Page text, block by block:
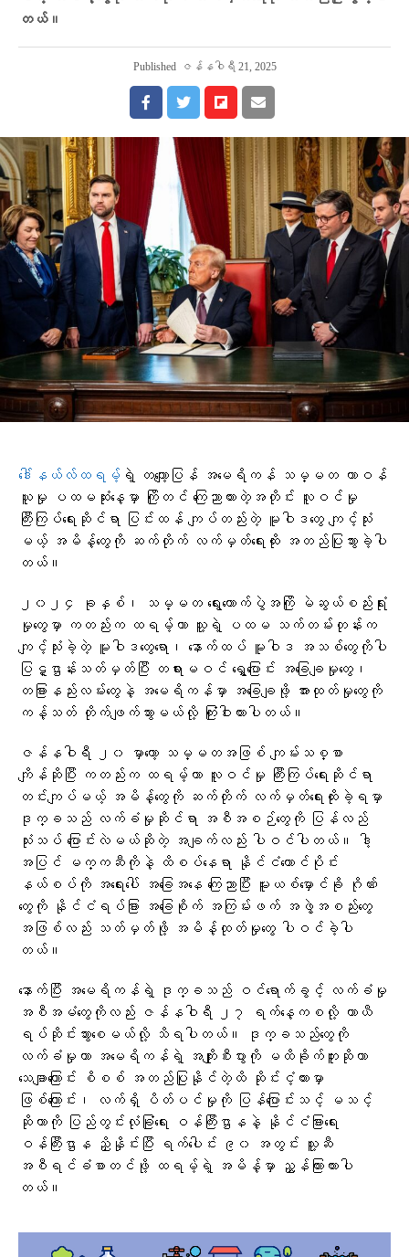
တယ်။
Published ဇန်နဝါရီ 21, 2025
ဒေါ်နယ်လ်ထရမ့် ရဲ့ တကျော့ပြန် အမေရိကန် သမ္မတ တာဝန်
ယူမှု ပထမဆုံးနေ့မှာ ကြိုတင် ကြေညာထားတဲ့အတိုင်း လူဝင်မှု
ကြီးကြပ်ရေးဆိုင်ရာ ပြင်းထန် ကျပ်တည်းတဲ့ မူဝါဒတွေ ကျင့်သုံး
မယ့် အမိန့်တွေကို ဆက်တိုက် လက်မှတ်ရေးထိုး အတည်ပြုသွားခဲ့ပါ
တယ်။
၂၀၂၄ ခုနှစ်၊ သမ္မတ ရွေးကောက်ပွဲအကြို မဲဆွယ်စည်းရုံး
မှုတွေမှာ ကတည်းက ထရမ့်ဟာ သူ့ရဲ့ ပထမ သက်တမ်းတုန်းက
ကျင့်သုံးခဲ့တဲ့ မူဝါဒတွေရော၊ နောက်ထပ် မူဝါဒ အသစ်တွေကိုပါ
ပြဋ္ဌာန်းသတ်မှတ်ပြီး တရားမဝင် ရွှေ့ပြောင်း အခြေချမှုတွေ၊
တခြားနည်းလမ်းတွေနဲ့ အမေရိကန်မှာ အခြေချဖို့ အားထုတ်မှုတွေကို
ကန့်သတ် တိုက်ဖျက်သွားမယ်လို့ ကြုံးဝါးထားပါတယ်။
ဇန်နဝါရီ ၂၀ မှာတော့ သမ္မတအဖြစ် ကျမ်းသစ္စာ
ကျိန်ဆိုပြီး ကတည်းက ထရမ့်ဟာ လူဝင်မှု ကြီးကြပ်ရေးဆိုင်ရာ
တင်းကျပ်မယ့် အမိန့်တွေကို ဆက်တိုက် လက်မှတ်ရေးထိုးခဲ့ရမှာ
ဒုက္ခသည် လက်ခံမှုဆိုင်ရာ အစီအစဉ်တွေကို ပြန်လည်
သုံးသပ် ပြောင်းလဲမယ်ဆိုတဲ့ အချက်လည်း ပါဝင်ပါတယ်။ ဒါ့
အပြင် မက္ကဆီကိုနဲ့ ထိစပ်နေရာ နိုင်ငံတောင်ပိုင်း
နယ်စပ်ကို အရေးပေါ် အခြေအနေ ကြေညာပြီး မူးယစ်မှောင်ခို ဂိုဏ်း
တွေကို နိုင်ငံရပ်ခြား အခြေစိုက် အကြမ်းဖက် အဖွဲ့အစည်းတွေ
အဖြစ်လည်း သတ်မှတ်ဖို့ အမိန့်ထုတ်မှုတွေ ပါဝင်ခဲ့ပါ
တယ်။
နောက်ပြီး အမေရိကန်ရဲ့ ဒုက္ခသည် ဝင်ရောက်ခွင့် လက်ခံမှု
အစီအမံတွေကိုလည်း ဇန်နဝါရီ ၂၇ ရက်နေ့ကစလို့ ယာယီ
ရပ်ဆိုင်းသွားစေမယ်လို့ သိရပါတယ်။ ဒုက္ခသည်တွေကို
လက်ခံမှုဟာ အမေရိကန်ရဲ့ အကျိုးစီးပွားကို မထိခိုက်ဘူးဆိုတာ
သေချာကြောင်း စိစစ် အတည်ပြုနိုင်တဲ့ထိ ဆိုင်းငံ့ထားမှာ
ဖြစ်ကြောင်း၊ လက်ရှိ ပိတ်ပင်မှုကို ပြန်ပြောင်းသင့် မသင့်
ဆိုတာကို ပြည်တွင်းလုံခြုံရေး ဝန်ကြီးဌာနနဲ့ နိုင်ငံခြားရေး
ဝန်ကြီးဌာန ညှိနှိုင်းပြီး ရက်ပေါင်း ၉၀ အတွင်း သူ့ဆီ
အစီရင်ခံစာတင်ဖို့ ထရမ့်ရဲ့ အမိန့်မှာ ညွှန်ကြားထားပါ
တယ်။